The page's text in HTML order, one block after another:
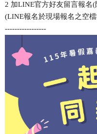
2 加LINE官方好友留言報名
(LINE報名於現場報名之空
-----------------